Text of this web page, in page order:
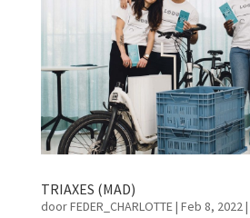
TRIAXES (MAD)
doorFEDER_CHARLOTTE| Feb 8, 2022|